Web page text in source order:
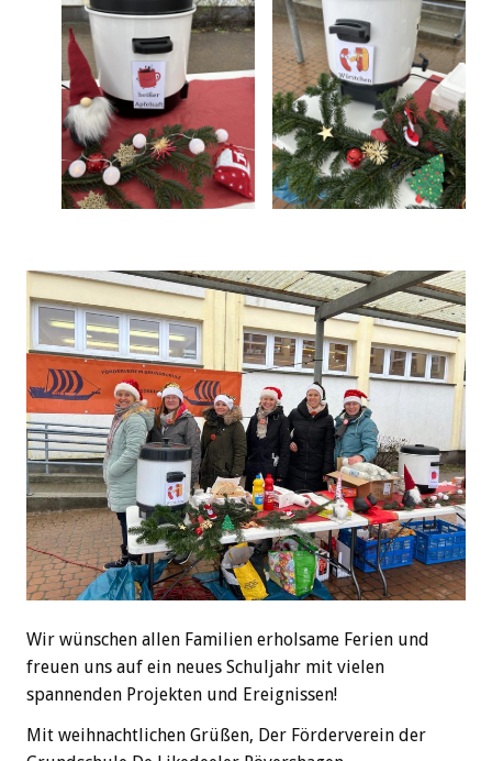
Wir wünschen allen Familien erholsame Ferien und
freuen uns auf ein neues Schuljahr mit vielen
spannenden Projekten und Ereignissen!
Mit weihnachtlichen Grüßen, Der Förderverein der